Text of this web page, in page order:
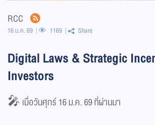
RCC
16 ม.ค. 69 1169 Share
Digital Laws & Strategic
Investors
🎤 เมื่อวันศุกร์ 16 ม.ค. 69 ที่ผ่านมา